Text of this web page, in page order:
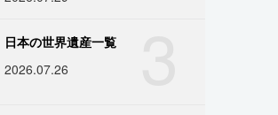
日本の世界遺産一覧
2026.07.26